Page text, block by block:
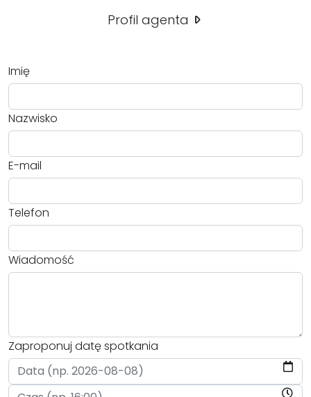
Profil agenta
Imię
Nazwisko
E-mail
Telefon
Wiadomość
Zaproponuj datę spotkania